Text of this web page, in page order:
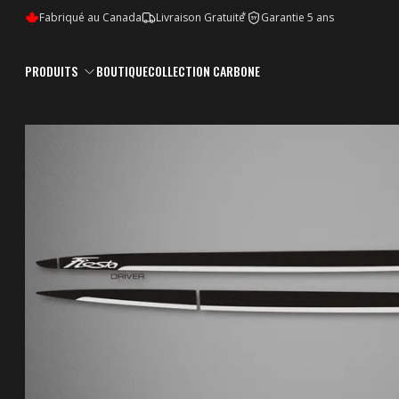
Fabriqué au Canada Livraison Gratuite* 5Y Garantie 5 ans
PRODUITS BOUTIQUECOLLECTION CARBONE